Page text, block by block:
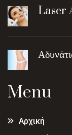
Laser
Menu
Αρχική